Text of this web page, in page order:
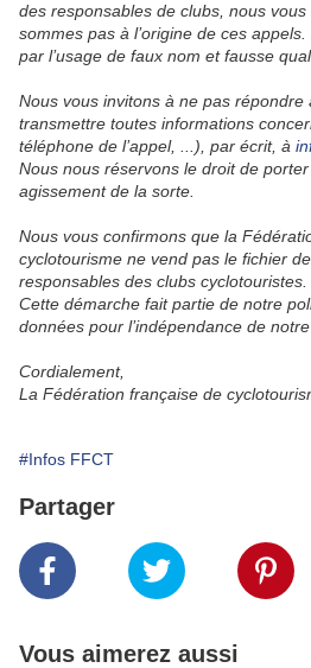
des responsables de clubs, nous
sommes pas à l’origine de ces appels.
par l’usage de faux nom et fausse
Nous vous invitons à ne pas répondre
transmettre toutes informations
téléphone de l’appel, ...), par écrit, à
Nous nous réservons le droit de
agissement de la sorte.
Nous vous confirmons que la
cyclotourisme ne vend pas le fichier
responsables des clubs cyclotouristes.
Cette démarche fait partie de notre
données pour l’indépendance de
Cordialement,
La Fédération française de
#Infos FFCT
Partager
Vous aimerez aussi